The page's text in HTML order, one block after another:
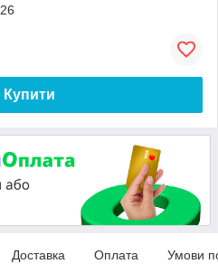
Купити
Доставка Оплата Умови